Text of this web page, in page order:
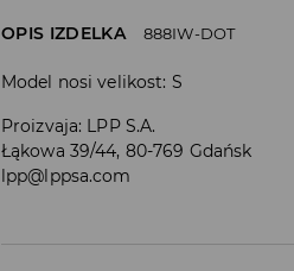
OPIS IZDELKA 888IW-DOT
Model nosi velikost: S
Proizvaja: LPP S.A.
Łąkowa 39/44, 80-769 Gdańsk
lpp@lppsa.com